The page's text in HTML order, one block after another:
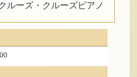
ルーズ・クルーズピアノ